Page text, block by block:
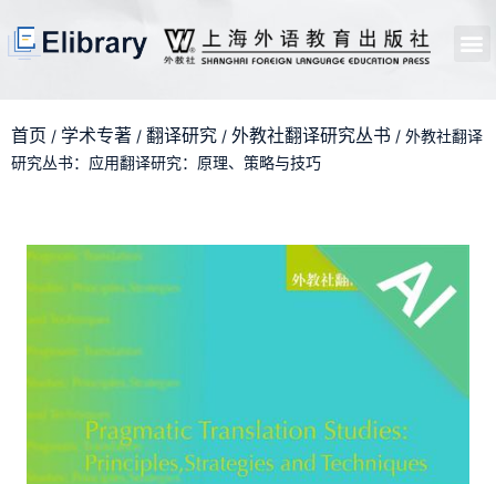
首页 / 学术专著 / 翻译研究 / 外教社翻译研究丛书 / 外教社翻译
研究丛书：应用翻译研究：原理、策略与技巧